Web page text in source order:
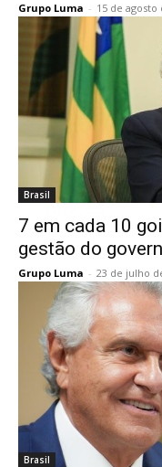
Grupo Luma - 15 de agosto
Brasil
7 em cada 10
gestão do
Grupo Luma - 23 de julho
Brasil